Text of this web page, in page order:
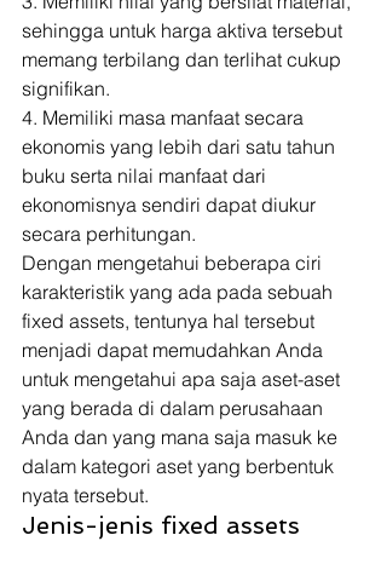
sehingga untuk harga aktiva tersebut
memang terbilang dan terlihat cukup
signifikan.
4. Memiliki masa manfaat secara
ekonomis yang lebih dari satu tahun
buku serta nilai manfaat dari
ekonomisnya sendiri dapat diukur
secara perhitungan.
Dengan mengetahui beberapa ciri
karakteristik yang ada pada sebuah
fixed assets, tentunya hal tersebut
menjadi dapat memudahkan Anda
untuk mengetahui apa saja aset-aset
yang berada di dalam perusahaan
Anda dan yang mana saja masuk ke
dalam kategori aset yang berbentuk
nyata tersebut.
Jenis-jenis fixed assets